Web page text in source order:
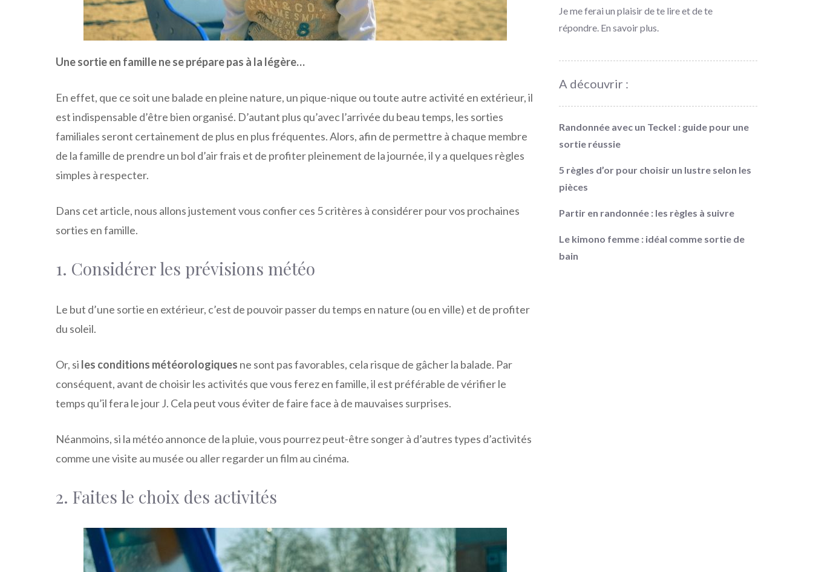
Une sortie en famille ne se prépare pas à la légère…
En effet, que ce soit une balade en pleine nature, un pique-nique ou toute autre activité en extérieur, il
est indispensable d’être bien organisé. D’autant plus qu’avec l’arrivée du beau temps, les sorties
familiales seront certainement de plus en plus fréquentes. Alors, afin de permettre à chaque membre
de la famille de prendre un bol d’air frais et de profiter pleinement de la journée, il y a quelques règles
simples à respecter.
Dans cet article, nous allons justement vous confier ces 5 critères à considérer pour vos prochaines
sorties en famille.
1. Considérer les prévisions météo
Le but d’une sortie en extérieur, c’est de pouvoir passer du temps en nature (ou en ville) et de profiter
du soleil.
Or, si les conditions météorologiques ne sont pas favorables, cela risque de gâcher la balade. Par
conséquent, avant de choisir les activités que vous ferez en famille, il est préférable de vérifier le
temps qu’il fera le jour J. Cela peut vous éviter de faire face à de mauvaises surprises.
Néanmoins, si la météo annonce de la pluie, vous pourrez peut-être songer à d’autres types d’activités
comme une visite au musée ou aller regarder un film au cinéma.
2. Faites le choix des activités
Je me ferai un plaisir de te lire et de te
répondre. En savoir plus
A découvrir :
Randonnée avec un Teckel : guide pour une
sortie réussie
5 règles d’or pour choisir un lustre selon les
pièces
Partir en randonnée : les règles à suivre
Le kimono femme : idéal comme sortie de
bain